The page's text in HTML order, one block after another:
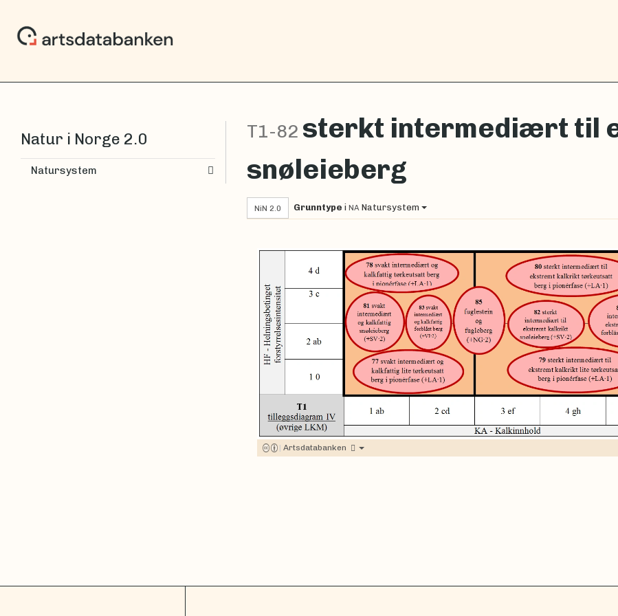
T1-82 sterkt intermediært til
snøleieberg
NiN 2.0 Grunntype i NA Natursystem
| Artsdatabanken
Natur i Norge 2.0
Natursystem